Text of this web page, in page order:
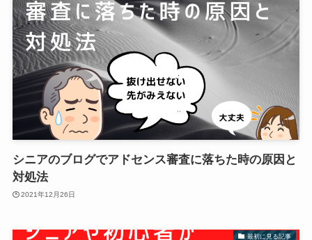
シニアのブログでアドセンス審査に落ちた時の原因と
対処法
2021年12月26日
最初に見る記事